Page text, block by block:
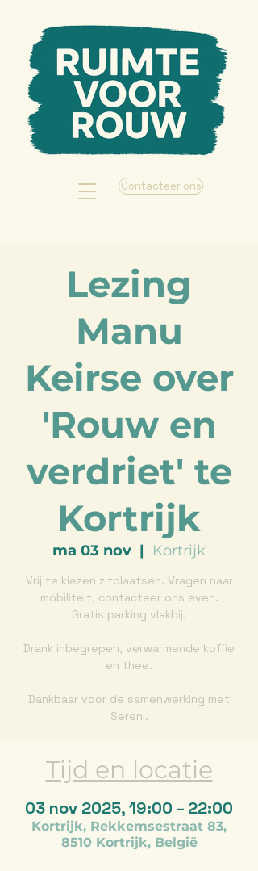
Contacteer ons
Lezing
Manu
Keirse over
'Rouw en
verdriet' te
Kortrijk
ma 03 nov
  |
Kortrijk
Vrij te kiezen zitplaatsen. Vragen naar
mobiliteit, contacteer ons even.
Gratis parking vlakbij.
Drank inbegrepen, verwarmende koffie
en thee.
Dankbaar voor de samenwerking met
Sereni.
Tijd en locatie
03 nov 2025, 19:00 – 22:00
Kortrijk, Rekkemsestraat 83,
8510 Kortrijk, België